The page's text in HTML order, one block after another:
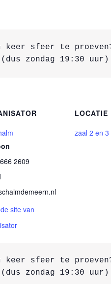
sfeer te
(dus zondag
2609
site van
LOCATIE
zaal 2 en 3
sfeer te
(dus zondag